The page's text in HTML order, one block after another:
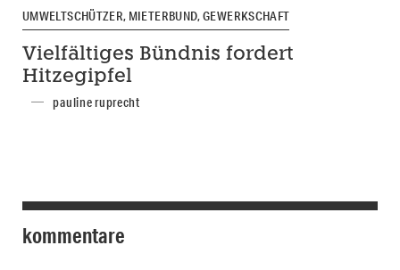
UMWELTSCHÜTZER, MIETERBUND, GEWERKSCHAFT
Vielfältiges Bündnis fordert
Hitzegipfel
pauline ruprecht
kommentare